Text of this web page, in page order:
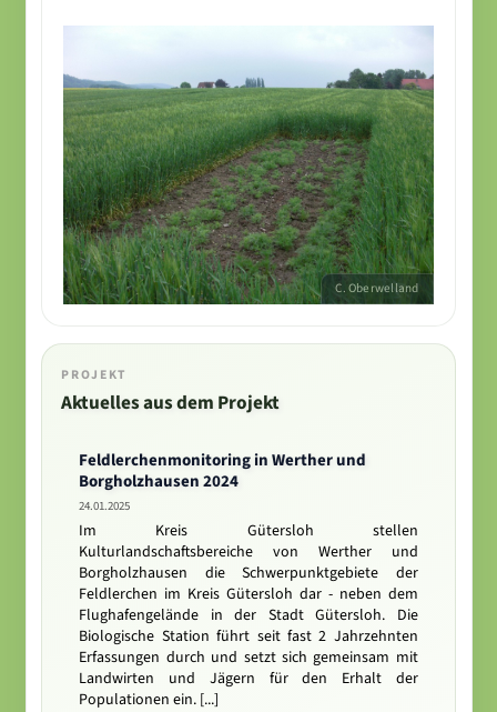
PROJEKT
Aktuelles aus dem Projekt
Feldlerchenmonitoring in Werther und
Borgholzhausen 2024
24.01.2025
Im Kreis Gütersloh stellen
Kulturlandschaftsbereiche von Werther und
Borgholzhausen die Schwerpunktgebiete der
Feldlerchen im Kreis Gütersloh dar - neben dem
Flughafengelände in der Stadt Gütersloh. Die
Biologische Station führt seit fast 2 Jahrzehnten
Erfassungen durch und setzt sich gemeinsam mit
Landwirten und Jägern für den Erhalt der
Populationen ein. [...]
C. Oberwelland